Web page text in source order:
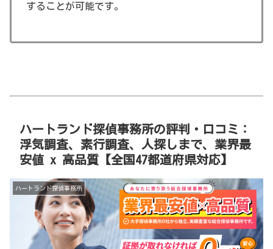
することが可能です。
ハートランド探偵事務所の評判・口コミ：
浮気調査、素行調査、人探しまで、業界最
安値 x 高品質【全国47都道府県対応】
ハートランド探偵事務所